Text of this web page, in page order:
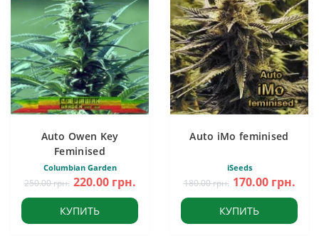
Auto Owen Key
Feminised
Columbian Garden
250.00 грн. 220.00 грн.
КУПИТЬ
Auto iMo feminised
iSeeds
180.00 грн. 170.00 грн.
КУПИТЬ